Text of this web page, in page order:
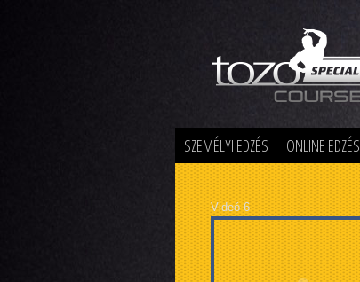
Special Training
SZEMÉLYI EDZÉS ONLINE EDZÉS
Videó 6